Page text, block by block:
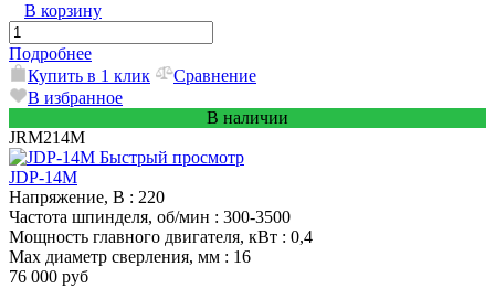
В корзину
Подробнее
Купить в 1 клик
Сравнение
В избранное
В наличии
JRM214M
Быстрый просмотр
JDP-14M
Напряжение, В : 220
Частота шпинделя, об/мин : 300-3500
Мощность главного двигателя, кВт : 0,4
Max диаметр сверления, мм : 16
76 000 руб